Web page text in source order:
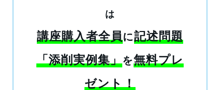
は
講座購入者全員に記述問題
「添削実例集」を無料プレ
ゼント！